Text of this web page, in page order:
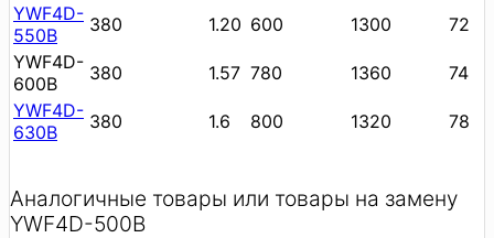
YWF4D-
550B
380 1.20 600 1300
72
YWF4D-
600B
380 1.57 780 1360
74
YWF4D-
630B
380 1.6 800 1320 78
Аналогичные товары или товары на замену
YWF4D-500B